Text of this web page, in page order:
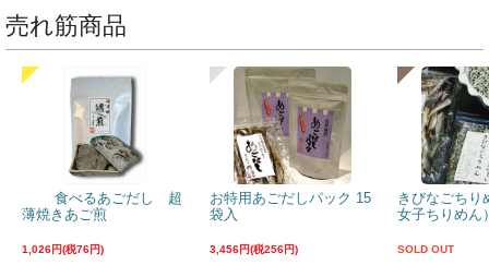
売れ筋商品
食べるあごだし 超
薄焼きあご煎
1,026円(税76円)
お特用あごだしパック 15
袋入
3,456円(税256円)
きびなごちり
女子ちりめん
SOLD OUT